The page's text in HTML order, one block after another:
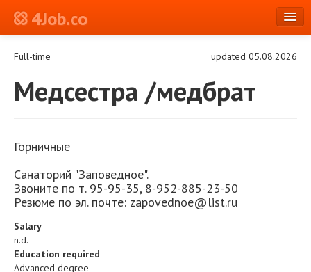
4Job.co
Full-time updated 05.08.2026
Медсестра /медбрат
Горничные
Санаторий "Заповедное".
Звоните по т. 95-95-35, 8-952-885-23-50
Резюме по эл. почте: zapovednoe@list.ru
Salary
n.d.
Education required
Advanced degree